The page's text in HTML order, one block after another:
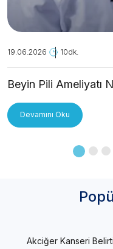
19.06.2026 10dk.
Beyin Pili Ameliyatı
Devamını Oku
Akciğer Kanseri